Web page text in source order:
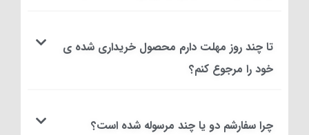
تا چند روز مهلت دارم محصول خریداری شده ی
خود را مرجوع کنم؟
چرا سفارشم دو یا چند مرسوله شده است؟